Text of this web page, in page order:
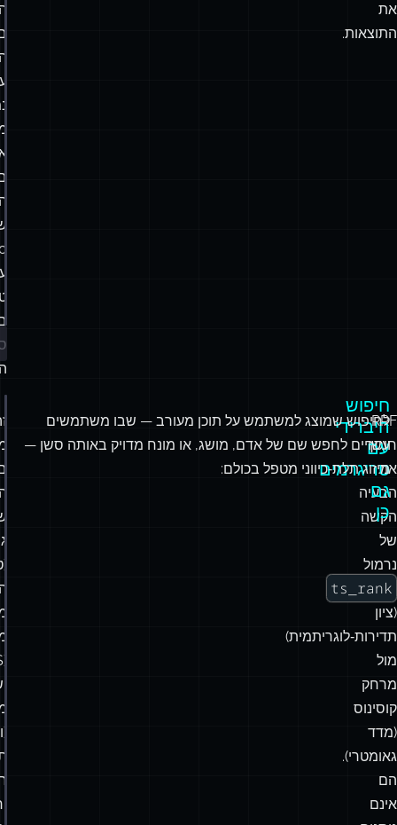
את
התוצאות.
RRF
חוסך
את
הבעיה
הקשה
של
נרמול
ts_rank
(ציון
תדירות‑לוגריתמית)
מול
מרחק
קוסינוס
(מדד
גאומטרי).
הם
אינם
חיפוש
היברידי
עם
טריגרמים
גם
כן
לחיפוש שמוצג למשתמש על תוכן מעורב — שבו משתמשים
עשויים לחפש שם של אדם, מושג, או מונח מדויק באותה סשן —
מיזוג תלת‑כיווני מטפל בכולם: